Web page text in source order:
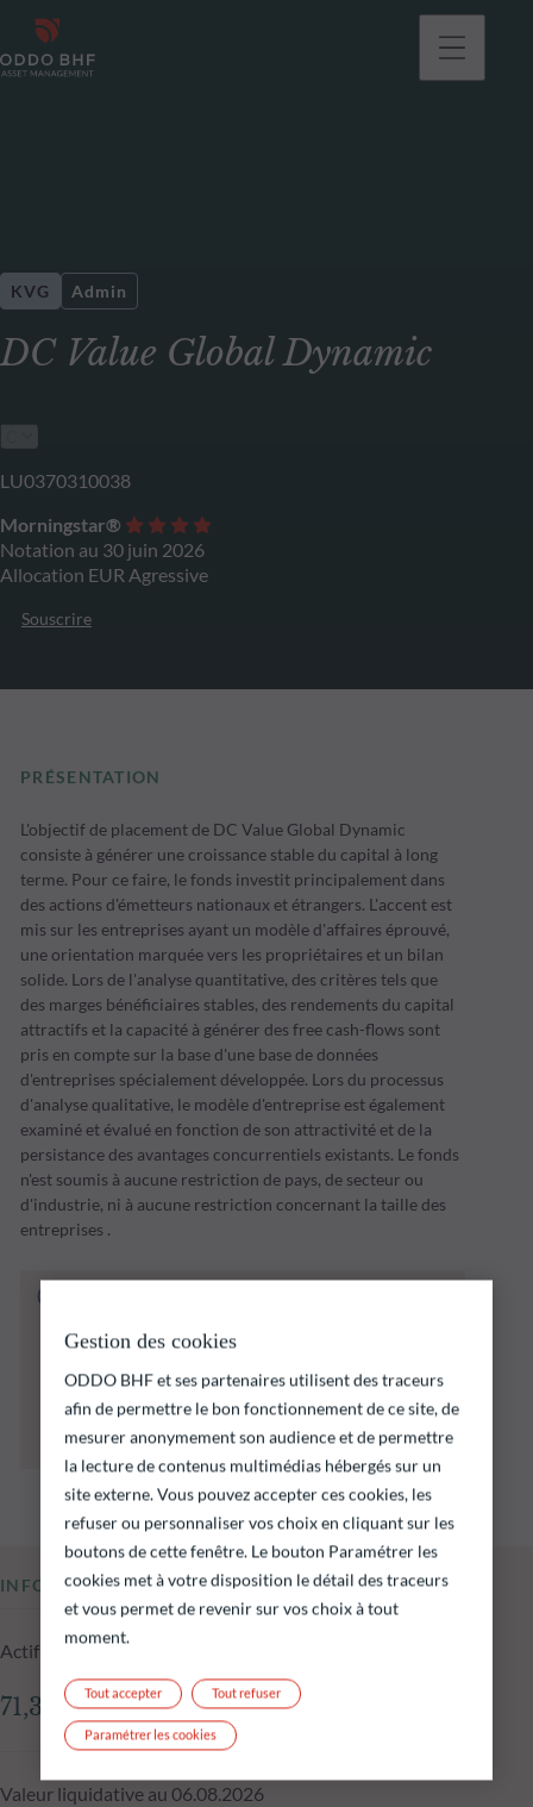
DC Value Global Dynamic
KVG Admin
LU0370310038
Morningstar®
Notation au 30 juin 2026
Allocation EUR Agressive
Souscrire
PRÉSENTATION
L'objectif de placement de DC Value Global Dynamic
consiste à générer une croissance stable du capital à long
terme. Pour ce faire, le fonds investit principalement dans
des actions d'émetteurs nationaux et étrangers. L'accent est
mis sur les entreprises ayant un modèle d'affaires éprouvé,
une orientation marquée vers les propriétaires et un bilan
solide. Lors de l'analyse quantitative, des critères tels que
des marges bénéficiaires stables, des rendements du capital
attractifs et la capacité à générer des free cash-flows sont
pris en compte sur la base d'une base de données
d'entreprises spécialement développée. Lors du processus
d'analyse qualitative, le modèle d'entreprise est également
examiné et évalué en fonction de son attractivité et de la
persistance des avantages concurrentiels existants. Le fonds
n'est soumis à aucune restriction de pays, de secteur ou
d'industrie, ni à aucune restriction concernant la taille des
entreprises .
Il est rappelé que les performances passées ne
préjugent pas des performances futures et ne
sont pas constantes dans le temps.
L’atteinte des objectifs d’investissement ne
peut être garantie.
INFORMATIONS CLÉS
Actif net du fonds au 06.08.2026
71,35 M€
Valeur liquidative au 06.08.2026
Gestion des cookies
ODDO BHF et ses partenaires utilisent des traceurs
afin de permettre le bon fonctionnement de ce site, de
mesurer anonymement son audience et de permettre
la lecture de contenus multimédias hébergés sur un
site externe. Vous pouvez accepter ces cookies, les
refuser ou personnaliser vos choix en cliquant sur les
boutons de cette fenêtre. Le bouton Paramétrer les
cookies met à votre disposition le détail des traceurs
et vous permet de revenir sur vos choix à tout
moment.
Tout refuser
Tout accepter
Paramétrer les cookies